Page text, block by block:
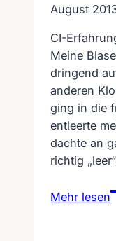
August
CI-
Meine
dringend
anderen
ging in die
entleerte
dachte an
richtig
Mehr lesen